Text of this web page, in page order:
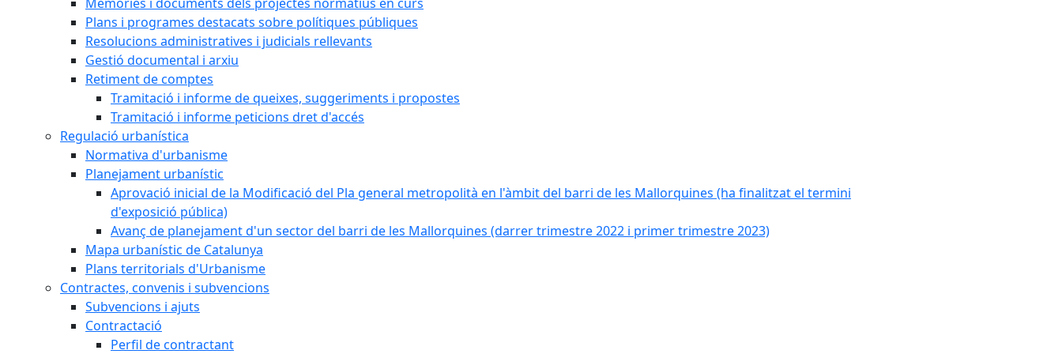
Plans i programes destacats sobre polítiques públiques
Resolucions administratives i judicials rellevants
Gestió documental i arxiu
Retiment de comptes
Tramitació i informe de queixes, suggeriments i propostes
Tramitació i informe peticions dret d'accés
Regulació urbanística
Normativa d'urbanisme
Planejament urbanístic
Aprovació inicial de la Modificació del Pla general metropolità en l'àmbit del barri de les Mallorquines (ha finalitzat el termini
d'exposició pública)
Avanç de planejament d'un sector del barri de les Mallorquines (darrer trimestre 2022 i primer trimestre 2023)
Mapa urbanístic de Catalunya
Plans territorials d'Urbanisme
Contractes, convenis i subvencions
Subvencions i ajuts
Contractació
Perfil de contractant